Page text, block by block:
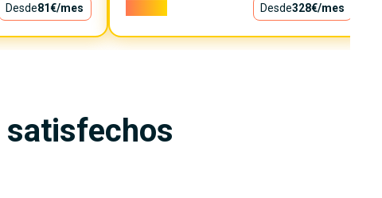
Desde81€/mes Desde328€/mes
satisfechos